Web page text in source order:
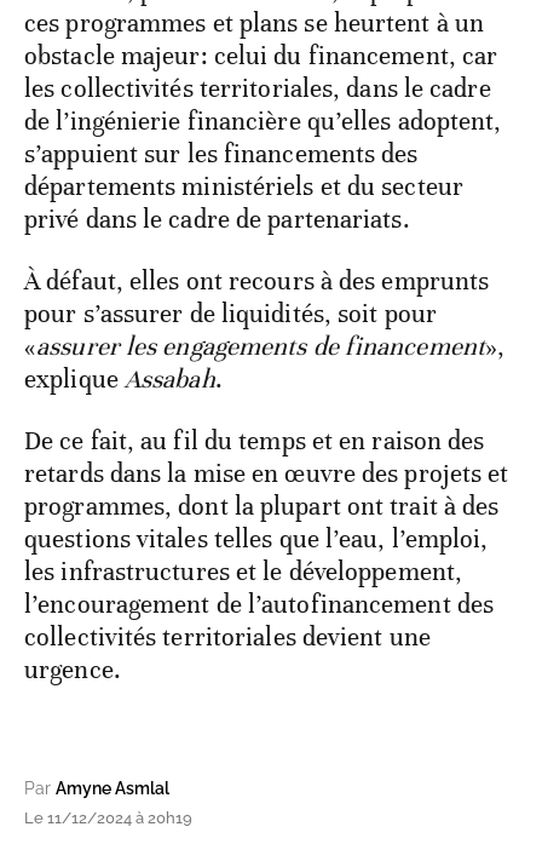
ces programmes et plans se heurtent à un
obstacle majeur: celui du financement, car
les collectivités territoriales, dans le cadre
de l’ingénierie financière qu’elles adoptent,
s’appuient sur les financements des
départements ministériels et du secteur
privé dans le cadre de partenariats.
À défaut, elles ont recours à des emprunts
pour s’assurer de liquidités, soit pour
«assurer les engagements de financement»,
expliqueAssabah.
De ce fait, au fil du temps et en raison des
retards dans la mise en œuvre des projets et
programmes, dont la plupart ont trait à des
questions vitales telles que l’eau, l’emploi,
les infrastructures et le développement,
l’encouragement de l’autofinancement des
collectivités territoriales devient une
urgence.
Par Amyne Asmlal
Le 11/12/2024 à 20h19